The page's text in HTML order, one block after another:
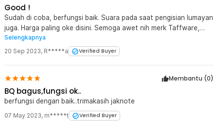
Good !
Sudah di coba, berfungsi baik. Suara pada saat pengisian lumayan
juga. Harga paling oke disini. Semoga awet nih merk Taffware,
garansi 3bln. minus nya cuma gak ada tempat buat selipin kabel2.
Selengkapnya
20 Sep 2023, R*****a Verified Buyer
Membantu (0)
BQ bagus,fungsi ok..
berfungsi dengan baik..trimakasih jaknote
07 May 2023, m*****t Verified Buyer